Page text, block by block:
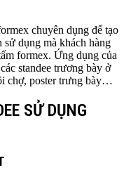
chuyên dụng để tạo
dụng mà khách hàng
formex. Ứng dụng của
standee trương bày ở
chợ, poster trưng bày…
SỬ DỤNG